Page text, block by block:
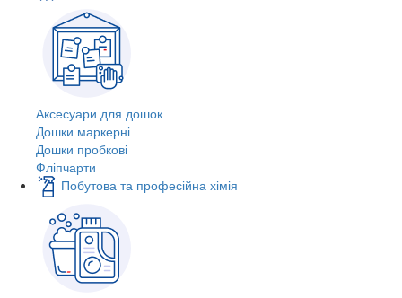
Аксесуари для дошок
Дошки маркерні
Дошки пробкові
Фліпчарти
Побутова та професійна хімія